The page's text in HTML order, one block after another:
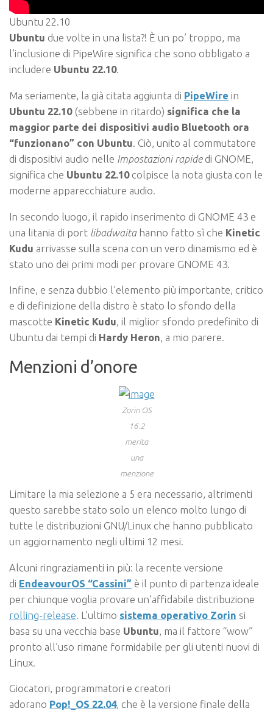
Ubuntu 22.10
Ubuntu due volte in una lista?! È un po’ troppo, ma
l’inclusione di PipeWire significa che sono obbligato a
includere Ubuntu 22.10.
Ma seriamente, la già citata aggiunta di PipeWire in
Ubuntu 22.10(sebbene in ritardo) significa che la
maggior parte dei dispositivi audio Bluetooth ora
“funzionano” con Ubuntu . Ciò, unito al commutatore
di dispositivi audio nelle Impostazioni rapidedi GNOME,
significa che Ubuntu 22.10colpisce la nota giusta con le
moderne apparecchiature audio.
In secondo luogo, il rapido inserimento di GNOME 43 e
una litania di port libadwaitahanno fatto sì che Kinetic
Kudu arrivasse sulla scena con un vero dinamismo ed è
stato uno dei primi modi per provare GNOME 43.
Infine, e senza dubbio l’elemento più importante, critico
e di definizione della distro è stato lo sfondo della
mascotte Kinetic Kudu, il miglior sfondo predefinito di
Ubuntu dai tempi di Hardy Heron, a mio parere.
Menzioni d’onore
Zorin OS
16.2
merita
una
menzione
Limitare la mia selezione a 5 era necessario, altrimenti
questo sarebbe stato solo un elenco molto lungo di
tutte le distribuzioni GNU/Linux che hanno pubblicato
un aggiornamento negli ultimi 12 mesi.
Alcuni ringraziamenti in più: la recente versione
di EndeavourOS “Cassini” è il punto di partenza ideale
per chiunque voglia provare un’affidabile distribuzione
rolling-release . L’ultimo sistema operativo Zorin si
basa su una vecchia base Ubuntu , ma il fattore “wow”
pronto all’uso rimane formidabile per gli utenti nuovi di
Linux.
Giocatori, programmatori e creatori
adorano Pop!_OS 22.04, che è la versione finale della